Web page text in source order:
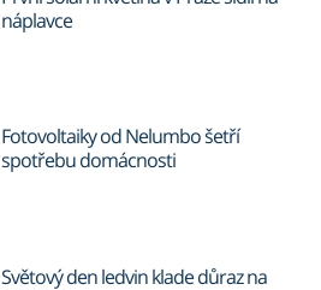
náplavce
Fotovoltaiky od Nelumbo šetří
spotřebu domácnosti
Světový den ledvin klade důraz na